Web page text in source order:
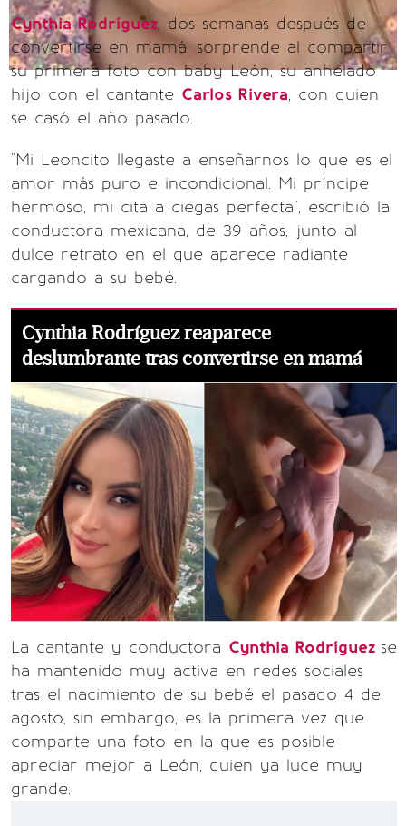
Cynthia Rodríguez, dos semanas después de
convertirse en mamá, sorprende al compartir
su primera foto con baby León, su anhelado
hijo con el cantante Carlos Rivera, con quien
se casó el año pasado.
"Mi Leoncito llegaste a enseñarnos lo que es el
amor más puro e incondicional. Mi príncipe
hermoso, mi cita a ciegas perfecta", escribió la
conductora mexicana, de 39 años, junto al
dulce retrato en el que aparece radiante
cargando a su bebé.
Cynthia Rodríguez reaparece
deslumbrante tras convertirse en mamá
La cantante y conductora Cynthia Rodríguez se
ha mantenido muy activa en redes sociales
tras el nacimiento de su bebé el pasado 4 de
agosto, sin embargo, es la primera vez que
comparte una foto en la que es posible
apreciar mejor a León, quien ya luce muy
grande.